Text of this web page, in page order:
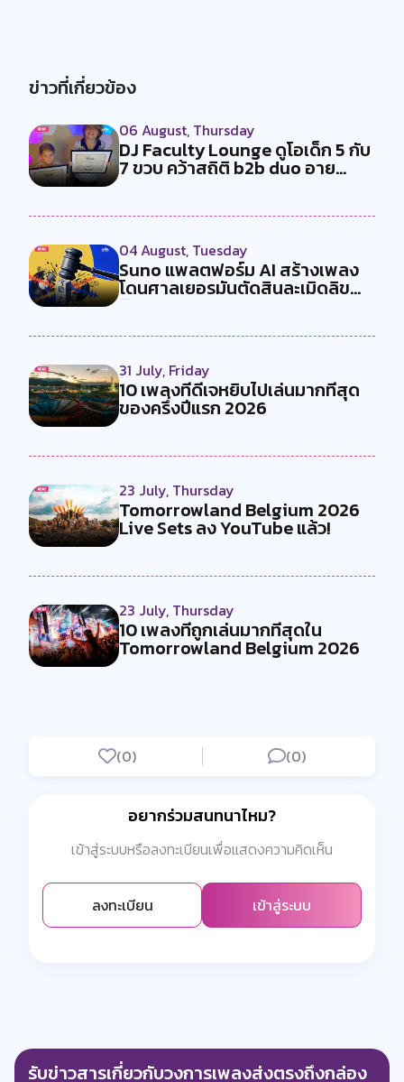
ข่าวที่เกี่ยวข้อง
06 August, Thursday
DJ Faculty Lounge ดูโอเด็ก 5 กับ
7 ขวบ คว้าสถิติ b2b duo อาย...
04 August, Tuesday
Suno แพลตฟอร์ม AI สร้างเพลง
โดนศาลเยอรมันตัดสินละเมิดลิข
31 July, Friday
10 เพลงที่ดีเจหยิบไปเล่นมากที่สุด
ของครึ่งปีแรก 2026
23 July, Thursday
Tomorrowland Belgium 2026
Live Sets ลง YouTube แล้ว!
23 July, Thursday
10 เพลงที่ถูกเล่นมากที่สุดใน
Tomorrowland Belgium 2026
(0) (0)
อยากร่วมสนทนาไหม?
เข้าสู่ระบบหรือลงทะเบียนเพื่อแสดงความคิดเห็น
ลงทะเบียน เข้าสู่ระบบ
รับข่าวสารเกี่ยวกับวงการเพลงส่งตรงถึงกล่อง